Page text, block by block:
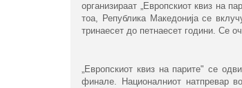
организираат „Европскиот квиз на
тоа, Република Македонија се
тринаесет до петнаесет години. Се
„Европскиот квиз на парите" се
финале. Националниот натпревар